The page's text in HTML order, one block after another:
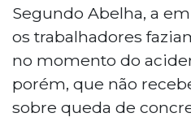
Segundo Abelha, a
os trabalhadores
no momento do
porém, que não
sobre queda de